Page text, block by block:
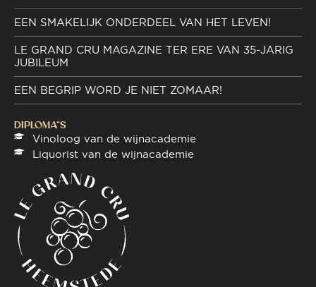
EEN SMAKELIJK ONDERDEEL VAN HET LEVEN!
LE GRAND CRU MAGAZINE TER ERE VAN 35-JARIG
JUBILEUM
EEN BEGRIP WORD JE NIET ZOMAAR!
DIPLOMA"S
Vinoloog van de wijnacademie
Liquorist van de wijnacademie